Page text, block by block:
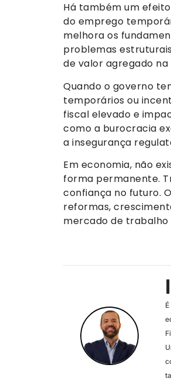
Há também um
do emprego
melhora os
problemas
de valor agregado na
Quando o governo
temporários ou
fiscal elevado e
como a burocracia
a insegurança
Em economia, não
forma permanente.
confiança no futuro.
reformas,
mercado de trabalho